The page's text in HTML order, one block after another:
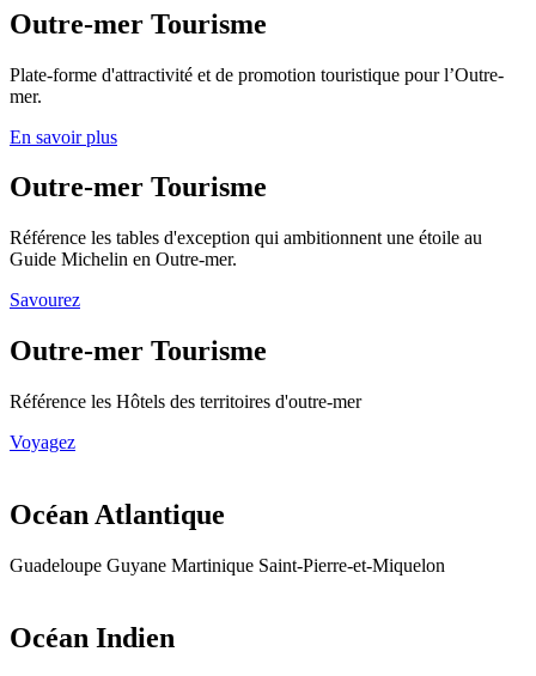
Outre-mer Tourisme
Plate-forme d'attractivité et de promotion touristique pour l’Outre-
mer.
En savoir plus
Outre-mer Tourisme
Référence les tables d'exception qui ambitionnent une étoile au
Guide Michelin en Outre-mer.
Savourez
Outre-mer Tourisme
Référence les Hôtels des territoires d'outre-mer
Voyagez
Océan Atlantique
Guadeloupe Guyane Martinique Saint-Pierre-et-Miquelon
Océan Indien